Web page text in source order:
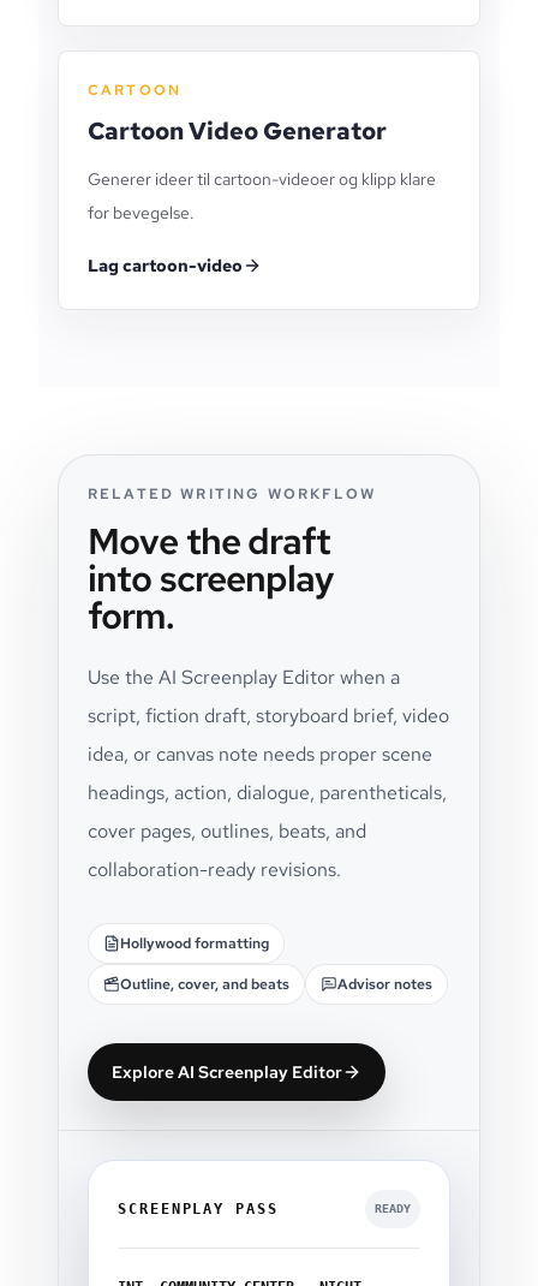
CARTOON
Cartoon Video Generator
Generer ideer til cartoon-videoer og klipp klare
for bevegelse.
Lag cartoon-video
RELATED WRITING WORKFLOW
Move the draft
into screenplay
form.
Use the AI Screenplay Editor when a
script, fiction draft, storyboard brief, video
idea, or canvas note needs proper scene
headings, action, dialogue, parentheticals,
cover pages, outlines, beats, and
collaboration-ready revisions.
Hollywood formatting
Outline, cover, and beats Advisor notes
Explore AI Screenplay Editor
SCREENPLAY PASS READY